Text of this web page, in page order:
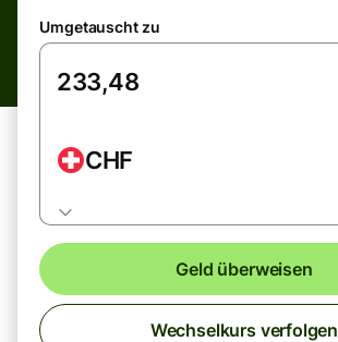
Umgetauscht zu
CHF
Geld überweisen
Wechselkurs verfolgen